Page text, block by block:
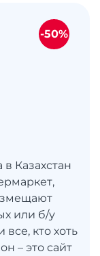
Казахстан
или б/у
кто хоть
– это сайт
-50%